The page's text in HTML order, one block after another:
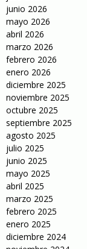
junio 2026
mayo 2026
abril 2026
marzo 2026
febrero 2026
enero 2026
diciembre 2025
noviembre 2025
octubre 2025
septiembre 2025
agosto 2025
julio 2025
junio 2025
mayo 2025
abril 2025
marzo 2025
febrero 2025
enero 2025
diciembre 2024